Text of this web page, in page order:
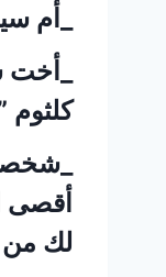
_أم
كلثوم
أقصى
لك من